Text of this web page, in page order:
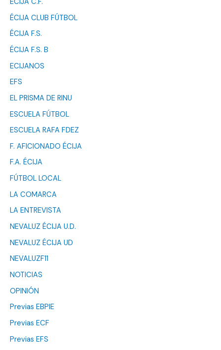
ÉCIJA CLUB FÚTBOL
ÉCIJA F.S.
ÉCIJA F.S. B
ECIJANOS
EFS
EL PRISMA DE RINU
ESCUELA FÚTBOL
ESCUELA RAFA FDEZ
F. AFICIONADO ÉCIJA
F.A. ÉCIJA
FÚTBOL LOCAL
LA COMARCA
LA ENTREVISTA
NEVALUZ ÉCIJA U.D.
NEVALUZ ÉCIJA UD
NEVALUZF11
NOTICIAS
OPINIÓN
Previas EBPIE
Previas ECF
Previas EFS